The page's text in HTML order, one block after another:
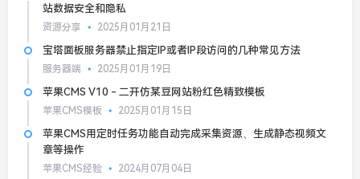
站数据安全和隐私
资源分享 2025月01月21日
宝塔面板服务器禁止指定IP或者IP段访问的几种常见方法
服务器端 2025月01月19日
苹果CMS V10 - 二开仿某豆网站粉红色精致模板
苹果CMS模板 2025月01月15日
苹果CMS用定时任务功能自动完成采集资源、生成静态视频文
章等操作
苹果CMS经验 2024月07月04日